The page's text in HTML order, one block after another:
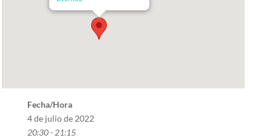
Fecha/Hora
4 de julio de 2022
20:30 - 21:15